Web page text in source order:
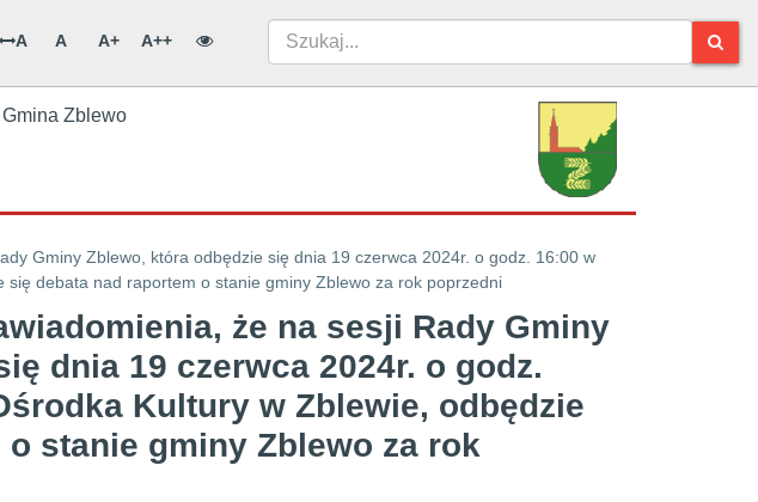
A A A+ A++
Gmina Zblewo
Gminy Zblewo, która odbędzie się dnia 19 czerwca 2024r. o godz. 16:00 w
debata nad raportem o stanie gminy Zblewo za rok poprzedni
że na sesji Rady Gminy
dnia 19 czerwca 2024r. o godz.
Kultury w Zblewie, odbędzie
stanie gminy Zblewo za rok